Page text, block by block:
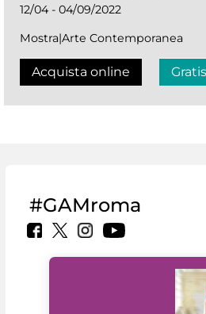
12/04 - 04/09/2022
Mostra|Arte Contemporanea
Acquista online
#GAMroma